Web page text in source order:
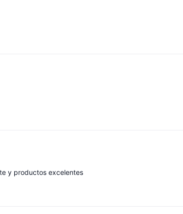
y productos excelentes